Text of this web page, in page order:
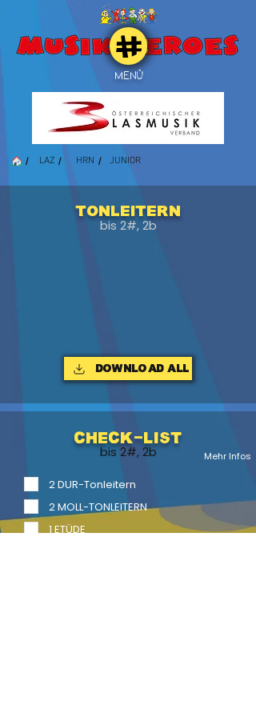
MENÜ
/ LAZ / HRN / JUNIOR
Tonleitern
bis 2#, 2b
Download ALL
Check-List
bis 2#, 2b Mehr Infos
2 DUR-Tonleitern
2 MOLL-TONLEITERN
1 ETÜDE